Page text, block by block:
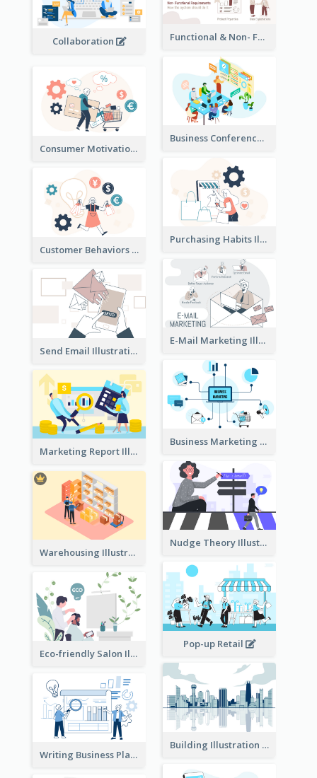
Collaboration Functional & Non- Functional Requirements Illustration
Business Conference Illustration
Consumer Motivation Illustration
Purchasing Habits Illustration
Customer Behaviors Illustration
E-Mail Marketing Illustration
Send Email Illustration
Business Marketing
Marketing Report Illustration
Nudge Theory Illustration
Warehousing Illustration
Pop-up Retail
Eco-friendly Salon Illustration
Building Illustration
Writing Business Plan Illustration